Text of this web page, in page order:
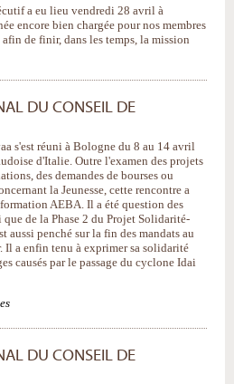
a eu lieu vendredi 28 avril à
encore bien chargée pour nos membres
de finir, dans les temps, la mission
DU CONSEIL DE
s'est réuni à Bologne du 8 au 14 avril
d'Italie. Outre l'examen des projets
des demandes de bourses ou
la Jeunesse, cette rencontre a
AEBA. Il a été question des
de la Phase 2 du Projet Solidarité-
aussi penché sur la fin des mandats au
Il a enfin tenu à exprimer sa solidarité
causés par le passage du cyclone Idai
DU CONSEIL DE